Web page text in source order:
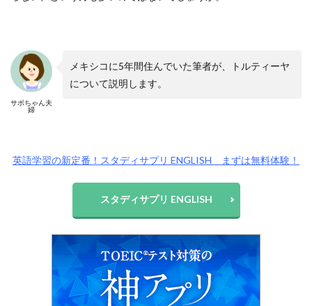
サボちゃん夫
婦
メキシコに5年間住んでいた筆者が、トルティーヤ
について説明します。
英語学習の新定番！スタディサプリ ENGLISH まずは無料体験！
スタディサプリ ENGLISH